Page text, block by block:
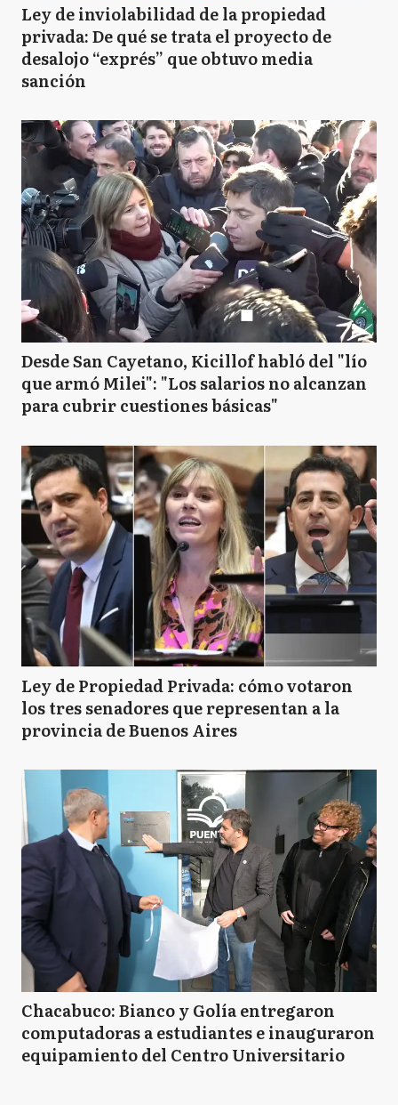
Ley de inviolabilidad de la propiedad
privada: De qué se trata el proyecto de
desalojo “exprés” que obtuvo media
sanción
Desde San Cayetano, Kicillof habló del "lío
que armó Milei": "Los salarios no alcanzan
para cubrir cuestiones básicas"
Ley de Propiedad Privada: cómo votaron
los tres senadores que representan a la
provincia de Buenos Aires
Chacabuco: Bianco y Golía entregaron
computadoras a estudiantes e inauguraron
equipamiento del Centro Universitario